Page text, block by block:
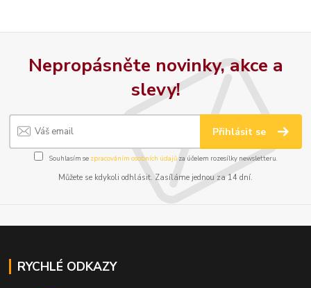
Nepropásněte novinky, akce a
slevy!
Přihlásit se
Souhlasím se zpracováním osobních údajůza účelem rozesílky newsletteru.
Můžete se kdykoli odhlásit. Zasíláme jednou za 14 dní.
RYCHLÉ ODKAZY